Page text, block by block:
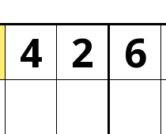
4 2 6